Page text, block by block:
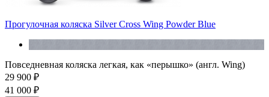
Прогулочная коляска Silver Cross Wing Powder Blue
Повседневная коляска легкая, как «перышко» (англ. Wing)
29 900 ₽
41 000 ₽